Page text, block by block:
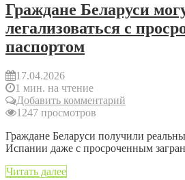
Граждане Беларуси
легализоваться с
паспортом
17.04.2026
1 мин. на чтение
Добавить комментарий
1247 просмотров
Граждане Беларуси получили
Испании даже с просроченным
Читать далее